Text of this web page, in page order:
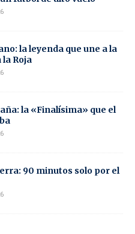
la leyenda que une a la
Roja
la «Finalísima» que el
90 minutos solo por el